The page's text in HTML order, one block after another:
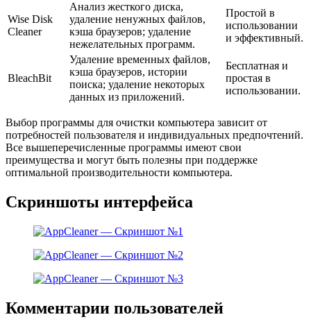
Wise Disk
Cleaner
Анализ жесткого диска,
удаление ненужных файлов,
кэша браузеров; удаление
нежелательных программ.
Простой в
использовании
и эффективный.
BleachBit
Удаление временных файлов,
кэша браузеров, истории
поиска; удаление некоторых
данных из приложений.
Бесплатная и
простая в
использовании.
Выбор программы для очистки компьютера зависит от
потребностей пользователя и индивидуальных предпочтений.
Все вышеперечисленные программы имеют свои
преимущества и могут быть полезны при поддержке
оптимальной производительности компьютера.
Скриншоты интерфейса
Комментарии пользователей